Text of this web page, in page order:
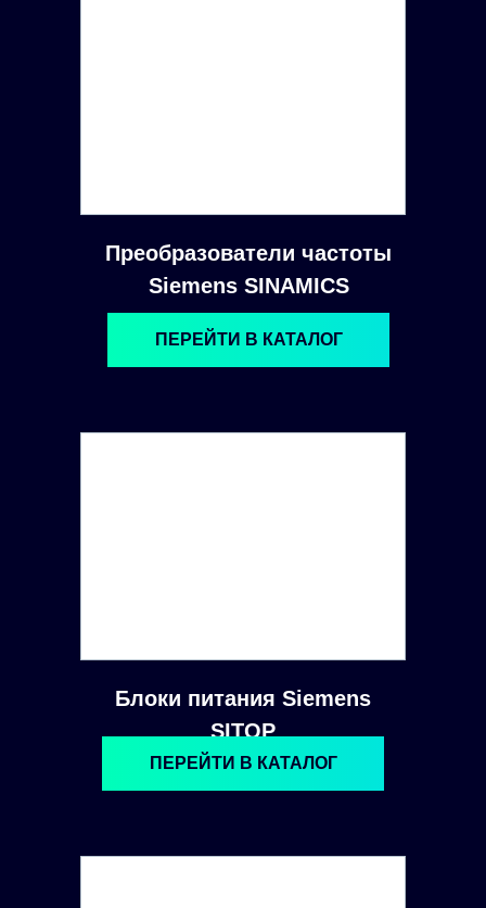
Преобразователи частоты
Siemens SINAMICS
Блоки питания Siemens
SITOP
ПЕРЕЙТИ В КАТАЛОГ
ПЕРЕЙТИ В КАТАЛОГ